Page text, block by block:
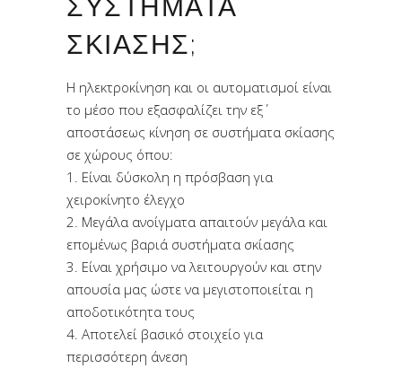
ΥΣΤΉΜΑΤΑ Σ
ΚΊΑΣΗΣ;
H ηλεκτροκίνηση και οι αυτοματισμοί είναι
το μέσο που εξασφαλίζει την εξ΄
αποστάσεως κίνηση σε συστήματα σκίασης
σε χώρους όπου:
1. Είναι δύσκολη η πρόσβαση για
χειροκίνητο έλεγχο
2. Μεγάλα ανοίγματα απαιτούν μεγάλα και
επομένως βαριά συστήματα σκίασης
3. Είναι χρήσιμο να λειτουργούν και στην
απουσία μας ώστε να μεγιστοποιείται η
αποδοτικότητα τους
4. Αποτελεί βασικό στοιχείο για
περισσότερη άνεση